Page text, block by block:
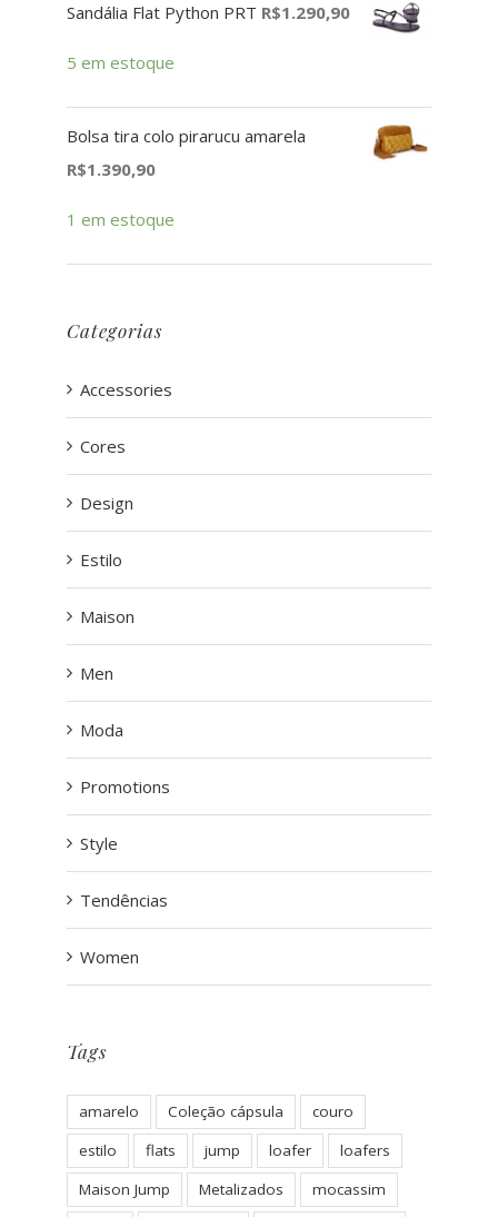
Sandália Flat Python PRT R$1.290,90
5 em estoque
Bolsa tira colo pirarucu amarela
R$1.390,90
1 em estoque
Categorias
Accessories
Cores
Design
Estilo
Maison
Men
Moda
Promotions
Style
Tendências
Women
Tags
amarelo Coleção cápsula
couro
estilo
flats jump loafer
loafers
Maison Jump
Metalizados
mocassim